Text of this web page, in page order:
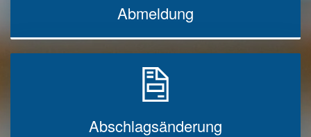
Abmeldung
Abschlagsänderung